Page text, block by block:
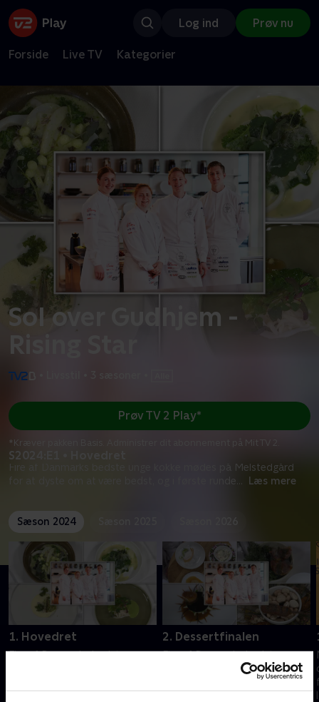
Log ind Prøv nu
Forside Live TV Kategorier
Sol over Gudhjem -
Rising Star
S2024:E1 • Hovedret
Fire af Danmarks bedste unge kokke mødes på Melstedgård
for at dyste om at være bedst, og i første runde
Læs mere
Prøv TV 2 Play*
*Kræver pakken Basis. Administrer dit abonnement på Mit TV 2.
Sæson 2024
1. Hovedret
Fire af Danmarks bedste unge
2. Dessertfinalen
Fire af Danmarks bedste unge
kokke mødes på Melstedgård
for at dyste om at være bedst,